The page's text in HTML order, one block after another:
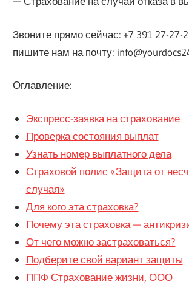
Звоните прямо сейчас: +7 391 27-27-
пишите нам на почту:
Оглавление:
Экспресс-заявка на страхование
Проверка состояния выплат
Узнать номер выплатного дела
Страховой полис «Защита от
случая»
Для кого эта страховка?
Почему эта страховка —
От чего можно застраховаться?
Подберите свой вариант защиты
ППФ Страхование жизни, ООО